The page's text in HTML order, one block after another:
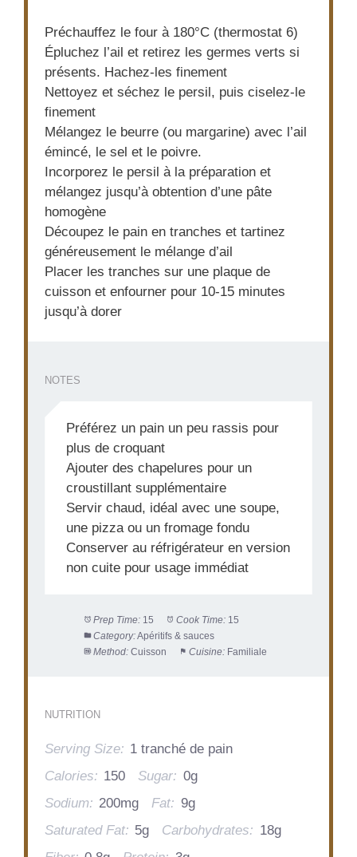
Préchauffez le four à 180°C (thermostat 6)
Épluchez l’ail et retirez les germes verts si
présents. Hachez-les finement
Nettoyez et séchez le persil, puis ciselez-le
finement
Mélangez le beurre (ou margarine) avec l’ail
émincé, le sel et le poivre.
Incorporez le persil à la préparation et
mélangez jusqu’à obtention d’une pâte
homogène
Découpez le pain en tranches et tartinez
généreusement le mélange d’ail
Placer les tranches sur une plaque de
cuisson et enfourner pour 10-15 minutes
jusqu’à dorer
NOTES
Préférez un pain un peu rassis pour
plus de croquant
Ajouter des chapelures pour un
croustillant supplémentaire
Servir chaud, idéal avec une soupe,
une pizza ou un fromage fondu
Conserver au réfrigérateur en version
non cuite pour usage immédiat
Prep Time: 15 Cook Time: 15
Category:Apéritifs & sauces
Method: Cuisson Cuisine: Familiale
NUTRITION
Serving Size: 1 tranché de pain
Calories: 150 Sugar: 0g
Sodium: 200mg Fat: 9g
Saturated Fat: 5g Carbohydrates: 18g